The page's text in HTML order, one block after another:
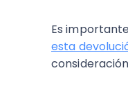
Es
esta